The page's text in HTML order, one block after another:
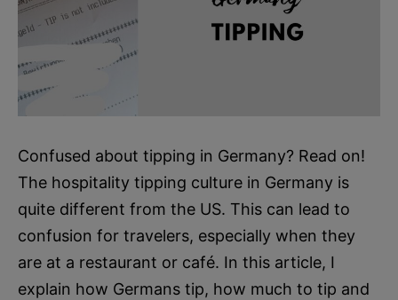
Confused about tipping in Germany? Read on!
The hospitality tipping culture in Germany is
quite different from the US. This can lead to
confusion for travelers, especially when they
are at a restaurant or café. In this article, I
explain how Germans tip, how much to tip and